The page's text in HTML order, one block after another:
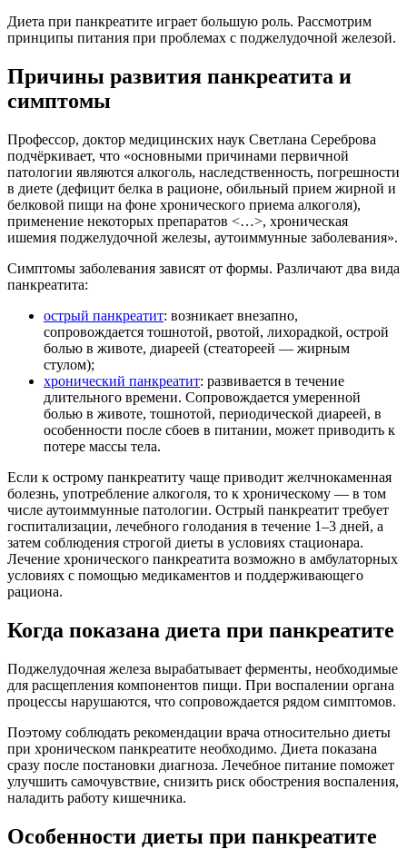
Диета при панкреатите играет большую роль. Рассмотрим
принципы питания при проблемах с поджелудочной железой.
Причины развития панкреатита и
симптомы
Профессор, доктор медицинских наук Светлана Сереброва
подчёркивает, что «основными причинами первичной
патологии являются алкоголь, наследственность, погрешности
в диете (дефицит белка в рационе, обильный прием жирной и
белковой пищи на фоне хронического приема алкоголя),
применение некоторых препаратов <…>, хроническая
ишемия поджелудочной железы, аутоиммунные заболевания».
Симптомы заболевания зависят от формы. Различают два вида
панкреатита:
острый панкреатит: возникает внезапно,
сопровождается тошнотой, рвотой, лихорадкой, острой
болью в животе, диареей (стеатореей — жирным
стулом);
хронический панкреатит: развивается в течение
длительного времени. Сопровождается умеренной
болью в животе, тошнотой, периодической диареей, в
особенности после сбоев в питании, может приводить к
потере массы тела.
Если к острому панкреатиту чаще приводит желчнокаменная
болезнь, употребление алкоголя, то к хроническому — в том
числе аутоиммунные патологии. Острый панкреатит требует
госпитализации, лечебного голодания в течение 1–3 дней, а
затем соблюдения строгой диеты в условиях стационара.
Лечение хронического панкреатита возможно в амбулаторных
условиях с помощью медикаментов и поддерживающего
рациона.
Когда показана диета при панкреатите
Поджелудочная железа вырабатывает ферменты, необходимые
для расщепления компонентов пищи. При воспалении органа
процессы нарушаются, что сопровождается рядом симптомов.
Поэтому соблюдать рекомендации врача относительно диеты
при хроническом панкреатите необходимо. Диета показана
сразу после постановки диагноза. Лечебное питание поможет
улучшить самочувствие, снизить риск обострения воспаления,
наладить работу кишечника.
Особенности диеты при панкреатите